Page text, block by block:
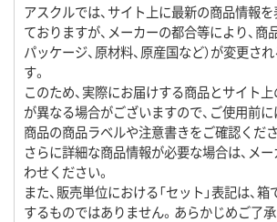
アスクルでは、サイト上に最新の商品情報
ておりますが、メーカーの都合等により、商品
パッケージ、原材料、原産国など）が変更さ
す。
このため、実際にお届けする商品とサイト
が異なる場合がございますので、ご使用前
商品の商品ラベルや注意書きをご確認くださ
さらに詳細な商品情報が必要な場合は、メ
わせください。
また、販売単位における「セット」表記は、
するものではありません。あらかじめご了承